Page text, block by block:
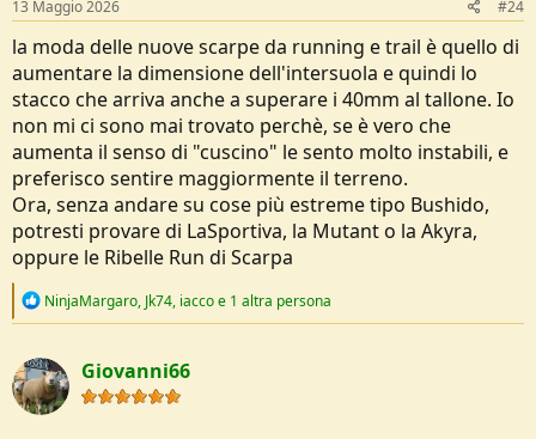
13 Maggio 2026 #24
la moda delle nuove scarpe da running e trail è quello di
aumentare la dimensione dell'intersuola e quindi lo
stacco che arriva anche a superare i 40mm al tallone. Io
non mi ci sono mai trovato perchè, se è vero che
aumenta il senso di "cuscino" le sento molto instabili, e
preferisco sentire maggiormente il terreno.
Ora, senza andare su cose più estreme tipo Bushido,
potresti provare di LaSportiva, la Mutant o la Akyra,
oppure le Ribelle Run di Scarpa
R
c
t
i
o
NinjaMargaro, Jk74, iaccoe 1 altra persona
Giovanni66